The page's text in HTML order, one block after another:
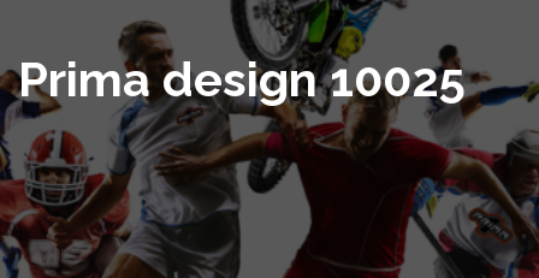
Prima design 10025